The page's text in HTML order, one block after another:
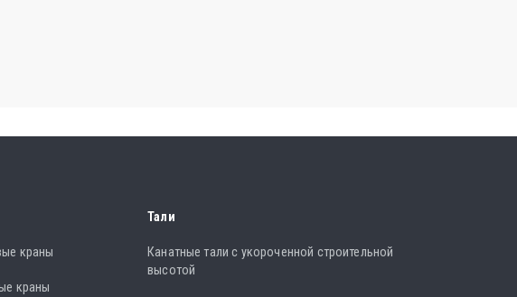
краны
краны
Тали
Канатные тали с укороченной строительной
высотой